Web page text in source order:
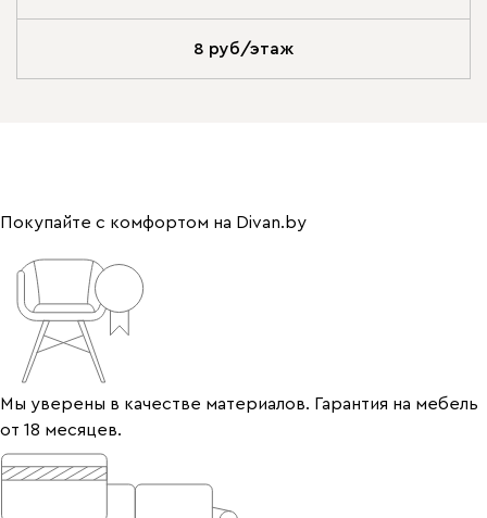
8 руб/этаж
Покупайте с комфортом на Divan.by
Мы уверены в качестве материалов. Гарантия на мебель
от 18 месяцев.